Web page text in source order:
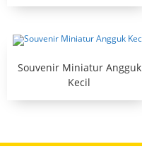
Souvenir Miniatur Angguk
Kecil